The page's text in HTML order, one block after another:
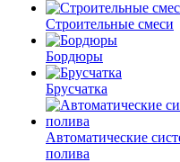
Строительные смеси
Бордюры
Брусчатка
Автоматические
полива